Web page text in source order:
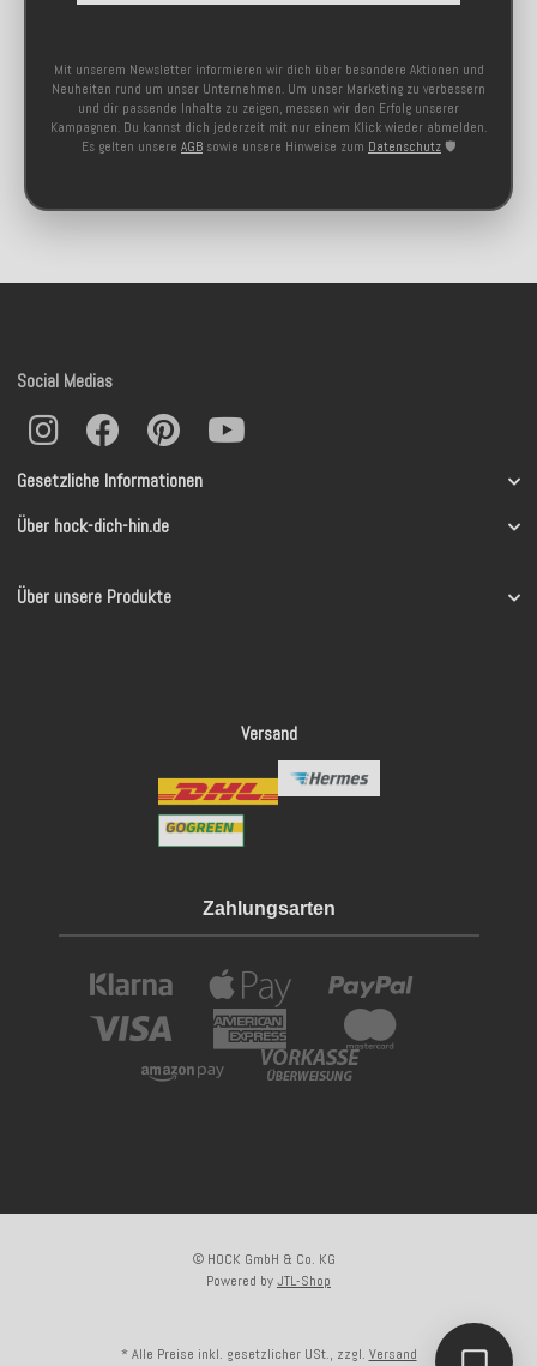
Mit unserem Newsletter informieren wir dich über besondere Aktionen und
Neuheiten rund um unser Unternehmen. Um unser Marketing zu verbessern
und dir passende Inhalte zu zeigen, messen wir den Erfolg unserer
Kampagnen. Du kannst dich jederzeit mit nur einem Klick wieder abmelden.
Es gelten unsere AGB sowie unsere Hinweise zum Datenschutz 🛡️
Gesetzliche Informationen
Über hock-dich-hin.de
Über unsere Produkte
Social Medias
Versand
Zahlungsarten
© HOCK GmbH & Co. KG
Powered byJTL-Shop
* Alle Preise inkl. gesetzlicher USt., zzgl. Versand